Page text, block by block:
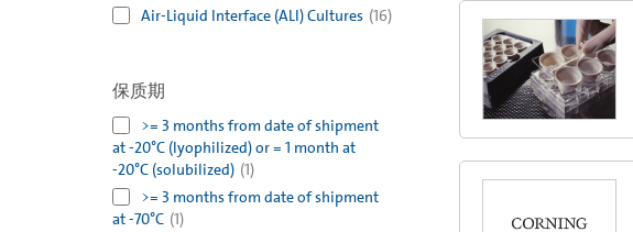
Air-Liquid Interface (ALI) Cultures (16)
保质期
>= 3 months from date of shipment
at -20°C (lyophilized) or = 1 month at
-20°C (solubilized) (1)
>= 3 months from date of shipment
at -70°C (1)